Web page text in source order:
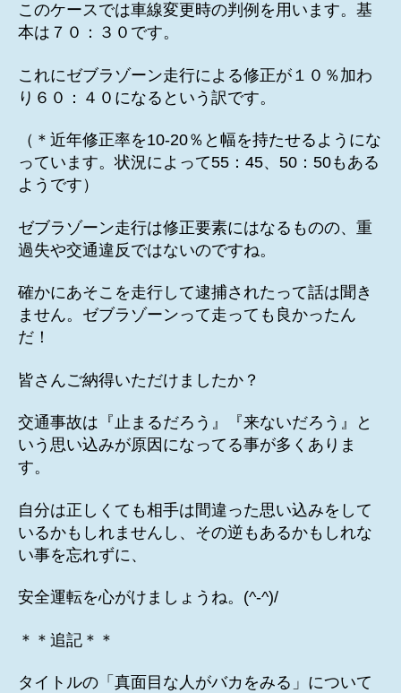
このケースでは車線変更時の判例を用います。基
本は７０：３０です。
これにゼブラゾーン走行による修正が１０％加わ
り６０：４０になるという訳です。
（＊近年修正率を10-20％と幅を持たせるようにな
っています。状況によって55：45、50：50もある
ようです）
ゼブラゾーン走行は修正要素にはなるものの、重
過失や交通違反ではないのですね。
確かにあそこを走行して逮捕されたって話は聞き
ません。ゼブラゾーンって走っても良かったん
だ！
皆さんご納得いただけましたか？
交通事故は『止まるだろう』『来ないだろう』と
いう思い込みが原因になってる事が多くありま
す。
自分は正しくても相手は間違った思い込みをして
いるかもしれませんし、その逆もあるかもしれな
い事を忘れずに、
安全運転を心がけましょうね。(^-^)/
＊＊追記＊＊
タイトルの「真面目な人がバカをみる」について